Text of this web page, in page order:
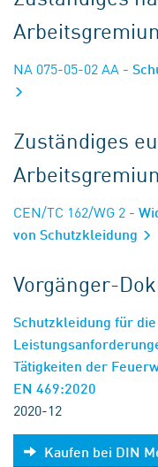
NA 075-05-02 AA -
Zuständiges
CEN/TC 162/WG 2 -
von Schutzkleidung
Vorgänger-
Schutzkleidung für
Tätigkeiten der
EN 469:2020
2020-12
Kaufen bei DIN